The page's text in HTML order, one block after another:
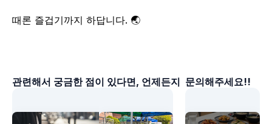
때론 즐겁기까지 하답니다. 🌏
​관련해서 궁금한 점이 있다면, 언제든지  문의해주세요!!​